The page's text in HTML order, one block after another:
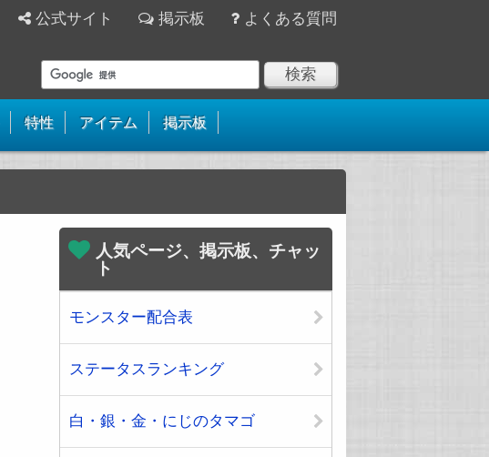
公式サイト 掲示板 よくある質問
特性 アイテム 掲示板
人気ページ、掲示板、チャッ
ト
モンスター配合表
ステータスランキング
白・銀・金・にじのタマゴ